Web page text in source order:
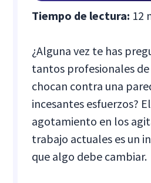
Tiempo de lectura: 12
¿Alguna vez te has
tantos profesionales
chocan contra una
incesantes esfuerzos?
agotamiento en los
trabajo actuales es un
que algo debe cambiar.